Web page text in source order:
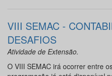
VIII SEMAC -
DESAFIOS
Atividade de Extensão.
O VIII SEMAC irá ocorrer entre